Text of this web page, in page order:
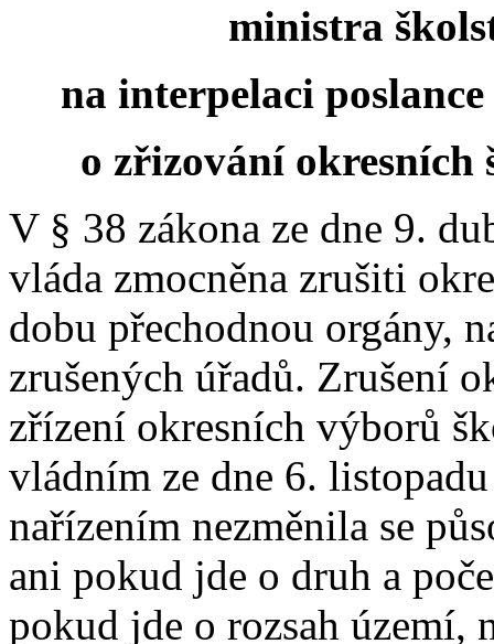
ministra
na interpelaci
o zřizování
V § 38 zákona ze dne 9.
vláda zmocněna zrušiti
dobu přechodnou orgány,
zrušených úřadů. Zrušení
zřízení okresních výborů
vládním ze dne 6.
nařízením nezměnila se
ani pokud jde o druh a
pokud jde o rozsah území,